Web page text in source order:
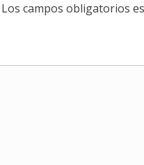
Los campos obligatorios